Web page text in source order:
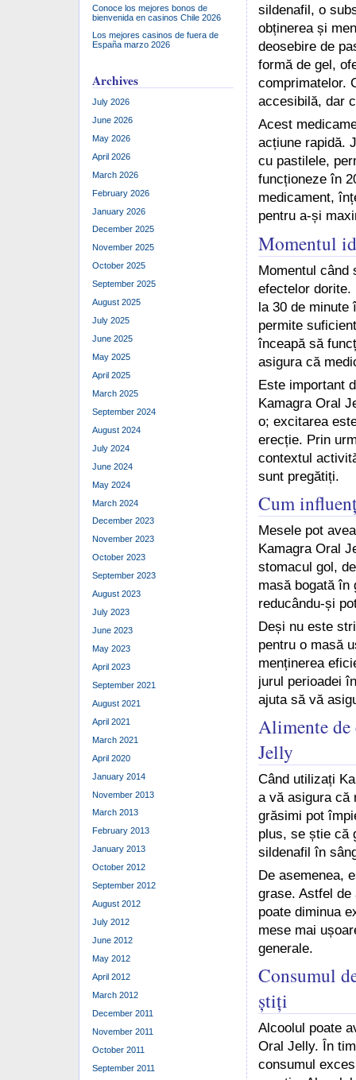
sildenafil, o
obținerea și
deosebire de
formă de gel,
comprimatelor.
accesibilă, dar
Acest
acțiune rapidă.
cu pastilele,
funcționeze în
medicament,
pentru a-și
Momentul
Momentul când
efectelor dorite.
la 30 de minute
permite
înceapă să
asigura că
Este important
Kamagra Oral
o; excitarea
erecție. Prin
contextul
sunt pregătiți.
Cum
Mesele pot
Kamagra Oral
stomacul gol,
masă bogată în
reducându-și
Deși nu este
pentru o masă
menținerea
jurul perioadei
ajuta să vă
Alimente
Jelly
Când utilizați
a vă asigura că
grăsimi pot
plus, se știe că
sildenafil în
De asemenea,
grase. Astfel de
poate diminua
mese mai
generale.
Consumul
știți
Alcoolul poate
Oral Jelly. În
consumul
Conoce los mejores bonos de
bienvenida en casinos Chile 2026
Los mejores casinos de fuera de
España marzo 2026
Archives
July 2026
June 2026
May 2026
April 2026
March 2026
February 2026
January 2026
December 2025
November 2025
October 2025
September 2025
August 2025
July 2025
June 2025
May 2025
April 2025
March 2025
September 2024
August 2024
July 2024
June 2024
May 2024
March 2024
December 2023
November 2023
October 2023
September 2023
August 2023
July 2023
June 2023
May 2023
April 2023
September 2021
August 2021
April 2021
March 2021
April 2020
January 2014
November 2013
March 2013
February 2013
January 2013
October 2012
September 2012
August 2012
July 2012
June 2012
May 2012
April 2012
March 2012
December 2011
November 2011
October 2011
September 2011